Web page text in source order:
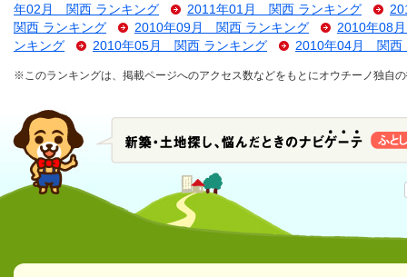
年02月 関西 ランキング
2011年01月 関西 ランキング
関西 ランキング
2010年09月 関西 ランキング
2010年08
ンキング
2010年05月 関西 ランキング 2010年04月 関西
※このランキングは、掲載ページへのアクセス数などをもとにオウチーノ独自